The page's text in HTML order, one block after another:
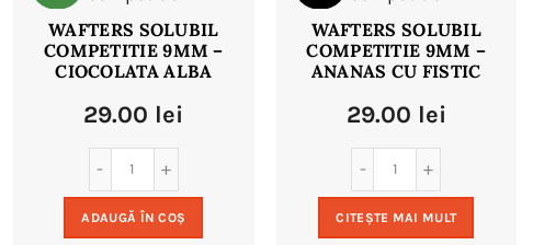
WAFTERS SOLUBIL
COMPETITIE 9MM –
CIOCOLATA ALBA
29.00 lei
ADAUGĂ ÎN COȘ
NOU
WAFTERS SOLUBIL
COMPETITIE 9MM –
ANANAS CU FISTIC
29.00 lei
CITEȘTE MAI MULT